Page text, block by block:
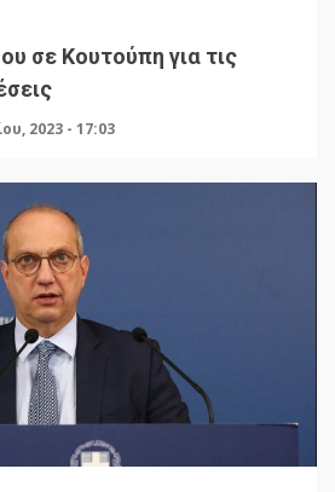
σε Κουτούπη για τις
2023 - 17:03